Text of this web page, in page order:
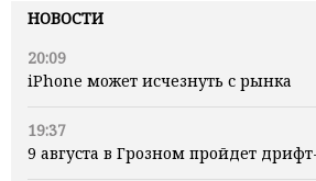
НОВОСТИ
20:09
iPhone может исчезнуть с рынка
19:37
9 августа в Грозном пройдет